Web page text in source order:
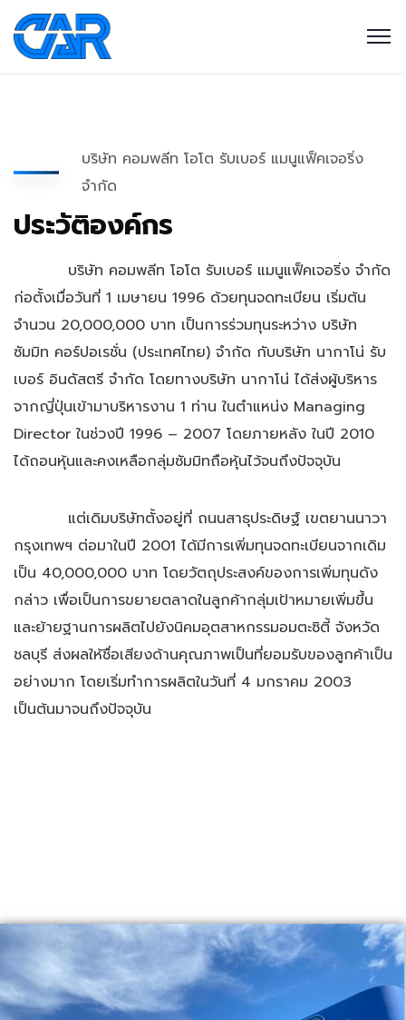
บริษัท คอมพลีท โอโต รับเบอร์ แมนูแฟ็คเจอริ่ง
จำกัด
ประวัติองค์กร
บริษัท คอมพลีท โอโต รับเบอร์ แมนูแฟ็คเจอริ่ง จำกัด
ก่อตั้งเมื่อวันที่ 1 เมษายน 1996 ด้วยทุนจดทะเบียน เริ่มต้น
จำนวน 20,000,000 บาท เป็นการร่วมทุนระหว่าง บริษัท
ซัมมิท คอร์ปอเรชั่น (ประเทศไทย) จำกัด กับบริษัท นากาโน่ รับ
เบอร์ อินดัสตรี จำกัด โดยทางบริษัท นากาโน่ ได้ส่งผู้บริหาร
จากญี่ปุ่นเข้ามาบริหารงาน 1 ท่าน ในตำแหน่ง Managing
Director ในช่วงปี 1996 – 2007 โดยภายหลัง ในปี 2010
ได้ถอนหุ้นและคงเหลือกลุ่มซัมมิทถือหุ้นไว้จนถึงปัจจุบัน
แต่เดิมบริษัทตั้งอยู่ที่ ถนนสาธุประดิษฐ์ เขตยานนาวา
กรุงเทพฯ ต่อมาในปี 2001 ได้มีการเพิ่มทุนจดทะเบียนจากเดิม
เป็น 40,000,000 บาท โดยวัตถุประสงค์ของการเพิ่มทุนดัง
กล่าว เพื่อเป็นการขยายตลาดในลูกค้ากลุ่มเป้าหมายเพิ่มขึ้น
และย้ายฐานการผลิตไปยังนิคมอุตสาหกรรมอมตะซิตี้ จังหวัด
ชลบุรี ส่งผลให้ชื่อเสียงด้านคุณภาพเป็นที่ยอมรับของลูกค้าเป็น
อย่างมาก โดยเริ่มทำการผลิตในวันที่ 4 มกราคม 2003
เป็นต้นมาจนถึงปัจจุบัน